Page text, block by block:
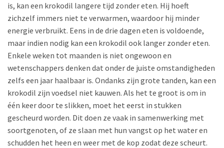
is, kan een krokodil langere tijd zonder eten. Hij hoeft
zichzelf immers niet te verwarmen, waardoor hij minder
energie verbruikt. Eens in de drie dagen eten is voldoende,
maar indien nodig kan een krokodil ook langer zonder eten.
Enkele weken tot maanden is niet ongewoon en
wetenschappers denken dat onder de juiste omstandigheden
zelfs een jaar haalbaar is. Ondanks zijn grote tanden, kan een
krokodil zijn voedsel niet kauwen. Als het te groot is om in
één keer door te slikken, moet het eerst in stukken
gescheurd worden. Dit doen ze vaak in samenwerking met
soortgenoten, of ze slaan met hun vangst op het water en
schudden het heen en weer met de kop zodat deze scheurt.